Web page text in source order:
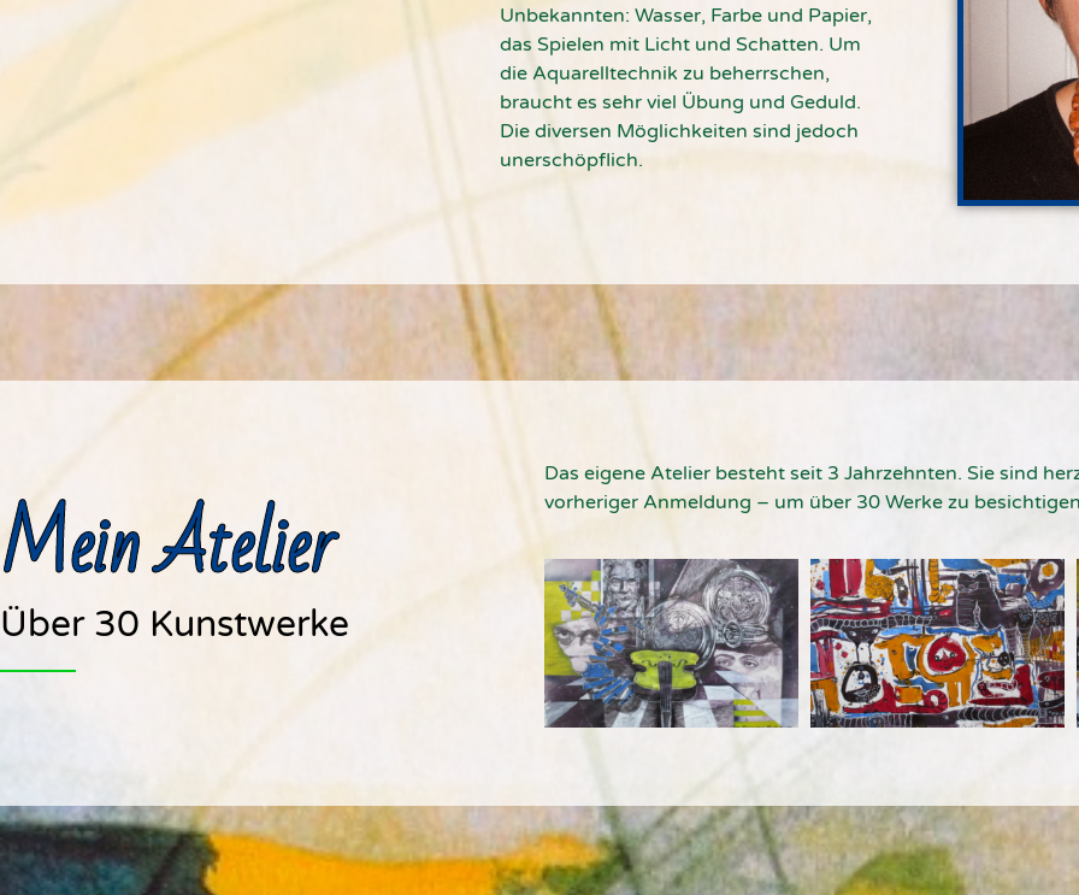
Unbekannten: Wasser, Farbe und Papier,
das Spielen mit Licht und Schatten. Um
die Aquarelltechnik zu beherrschen,
braucht es sehr viel Übung und Geduld.
Die diversen Möglichkeiten sind jedoch
unerschöpflich.
Mein Atelier
Über 30 Kunstwerke
Das eigene Atelier besteht seit 3 Jahrzehnten. Sie sind
vorheriger Anmeldung – um über 30 Werke zu